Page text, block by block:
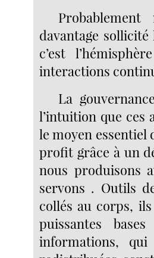
davantage
c’est
interactions
La
l’intuition que ces
le moyen essentiel
profit grâce à un
nous produisons
servons . Outils
collés au corps,
puissantes
informations, qui